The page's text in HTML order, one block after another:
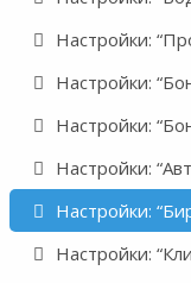
Настройки:
Настройки:
Настройки:
Настройки:
Настройки:
Настройки: